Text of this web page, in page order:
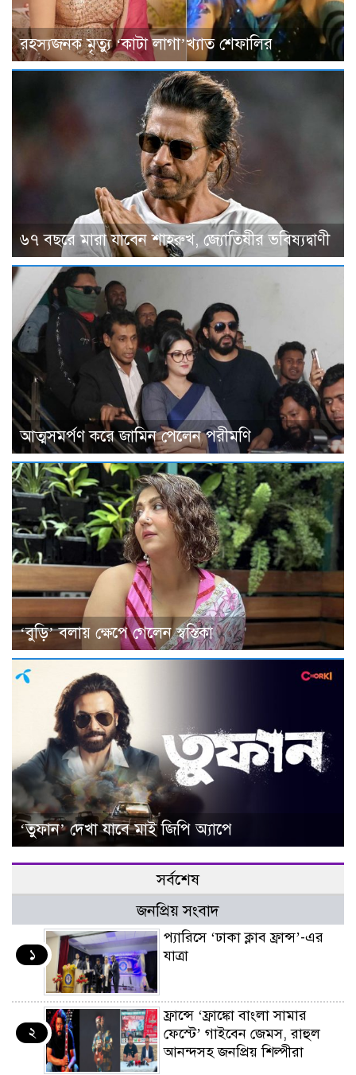
রহস্যজনক মৃত্যু ‘কাটা লাগা’খ্যাত শেফালির
৬৭ বছরে মারা যাবেন শাহরুখ, জ্যোতিষীর ভবিষ্যদ্বাণী
আত্মসমর্পণ করে জামিন পেলেন পরীমণি
‘বুড়ি’ বলায় ক্ষেপে গেলেন স্বস্তিকা
‘তুফান’ দেখা যাবে মাই জিপি অ্যাপে
সর্বশেষ
জনপ্রিয় সংবাদ
১
প্যারিসে ‘ঢাকা ক্লাব ফ্রান্স’-এর
যাত্রা
২
ফ্রান্সে ‘ফ্রাঙ্কো বাংলা সামার
ফেস্টে’ গাইবেন জেমস, রাহুল
আনন্দসহ জনপ্রিয় শিল্পীরা